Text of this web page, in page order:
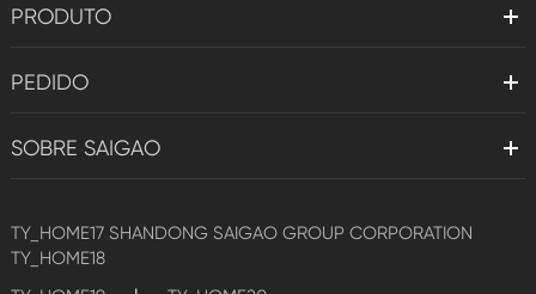
PRODUTO
PEDIDO
SOBRE SAIGAO
TY_HOME17 SHANDONG SAIGAO GROUP CORPORATION
TY_HOME18